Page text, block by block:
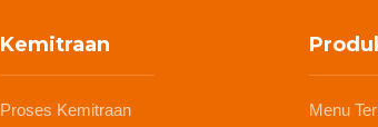
Kemitraan
Proses Kemitraan
Menu